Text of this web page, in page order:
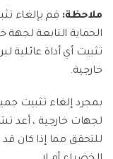
ملاحظة: قم بإلغاء
الحماية التابعة
تثبيت أي أداة عائلية
خارجية.
بمجرد إلغاء تثبيت